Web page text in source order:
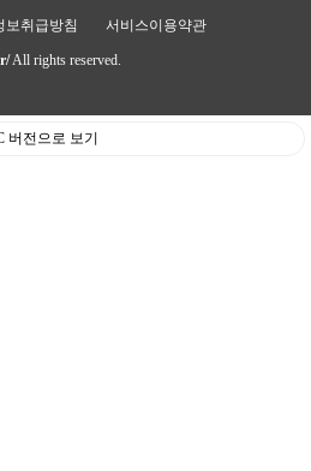
보취급방침 서비스이용약관
All rights reserved.
버전으로 보기